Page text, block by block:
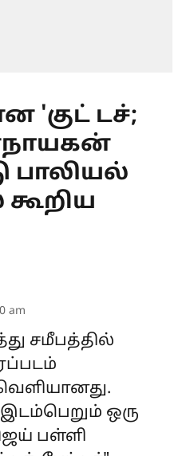
'குட் டச்;
பாலியல்
am
சமீபத்தில்
ஒரு
பள்ளி